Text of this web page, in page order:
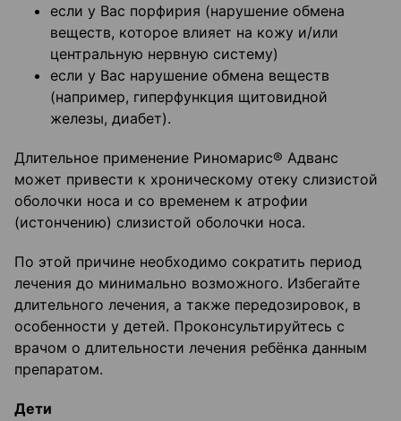
если у Вас порфирия (нарушение обмена
веществ, которое влияет на кожу и/или
центральную нервную систему)
если у Вас нарушение обмена веществ
(например, гиперфункция щитовидной
железы, диабет).
Длительное применение Риномарис® Адванс
может привести к хроническому отеку слизистой
оболочки носа и со временем к атрофии
(истончению) слизистой оболочки носа.
По этой причине необходимо сократить период
лечения до минимально возможного. Избегайте
длительного лечения, а также передозировок, в
особенности у детей. Проконсультируйтесь с
врачом о длительности лечения ребёнка данным
препаратом.
Дети